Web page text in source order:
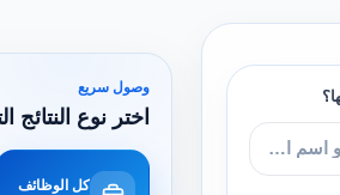
وصول سريع
اختر نوع النتائج
كل الوظائف